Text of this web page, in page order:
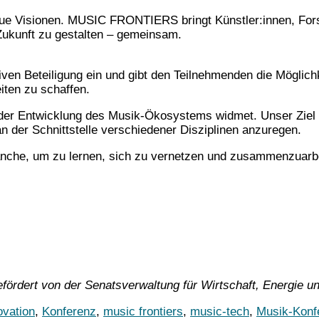
Visionen. MUSIC FRONTIERS bringt Künstler:innen,
zu gestalten – gemeinsam.
Beteiligung ein und gibt den Teilnehmenden die
zu schaffen.
Entwicklung des Musik-Ökosystems widmet. Unser
der Schnittstelle verschiedener Disziplinen anzuregen.
um zu lernen, sich zu vernetzen und
von der Senatsverwaltung für Wirtschaft, Energie
, Konferenz, music frontiers, music-tech, Musik-